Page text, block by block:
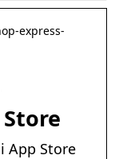
express-
App Store